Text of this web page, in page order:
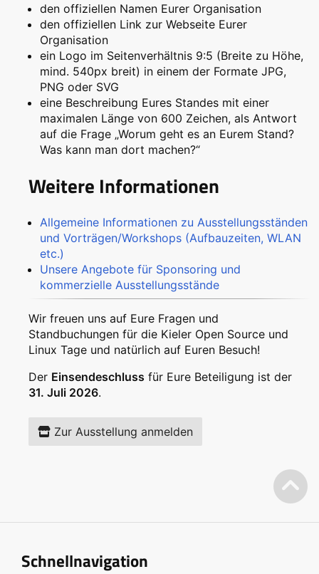
den offiziellen Namen Eurer Organisation
den offiziellen Link zur Webseite Eurer
Organisation
ein Logo im Seitenverhältnis 9:5 (Breite zu Höhe,
mind. 540px breit) in einem der Formate JPG,
PNG oder SVG
eine Beschreibung Eures Standes mit einer
maximalen Länge von 600 Zeichen, als Antwort
auf die Frage „Worum geht es an Eurem Stand?
Was kann man dort machen?“
Weitere Informationen
Allgemeine Informationen zu Ausstellungsständen
und Vorträgen/Workshops (Aufbauzeiten, WLAN
etc.)
Unsere Angebote für Sponsoring und
kommerzielle Ausstellungsstände
Wir freuen uns auf Eure Fragen und
Standbuchungen für die Kieler Open Source und
Linux Tage und natürlich auf Euren Besuch!
Der Einsendeschluss für Eure Beteiligung ist der
31. Juli 2026.
Zur Ausstellung anmelden
Schnellnavigation